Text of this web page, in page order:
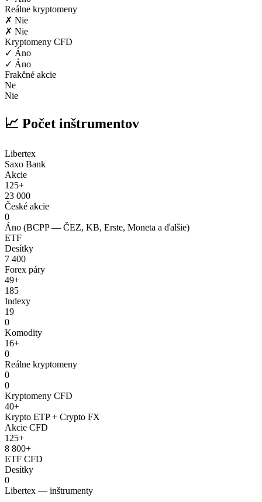
Reálne kryptomeny
✗ Nie
✗ Nie
Kryptomeny CFD
✓ Áno
✓ Áno
Frakčné akcie
Ne
Nie
📈 Počet inštrumentov
Libertex
Saxo Bank
Akcie
125+
23 000
České akcie
0
Áno (BCPP — ČEZ, KB, Erste, Moneta a ďalšie)
ETF
Desítky
7 400
Forex páry
49+
185
Indexy
19
0
Komodity
16+
0
Reálne kryptomeny
0
0
Kryptomeny CFD
40+
Krypto ETP + Crypto FX
Akcie CFD
125+
8 800+
ETF CFD
Desítky
0
Libertex — inštrumenty